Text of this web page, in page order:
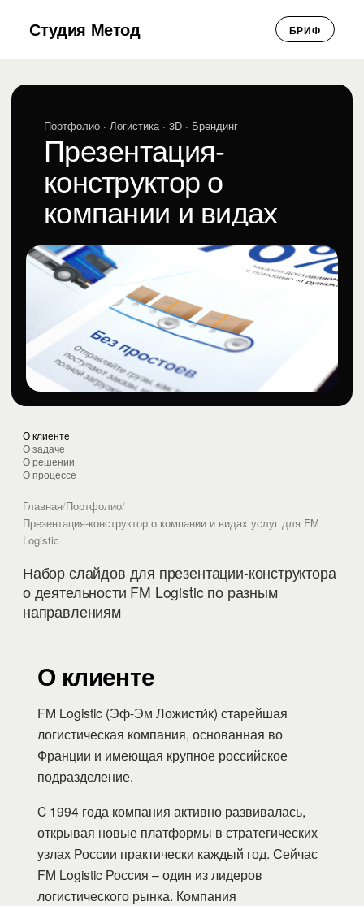
Студия Метод БРИФ
Портфолио · Логистика · 3D · Брендинг
Презентация-
конструктор о
компании и видах
услуг для FM Logistic
О клиенте
О задаче
О решении
О процессе
Главная/Портфолио/
Презентация-конструктор о компании и видах услуг для FM
Logistic
Набор слайдов для презентации-конструктора
о деятельности FM Logistic по разным
направлениям
О клиенте
FM Logistic (Эф-Эм Ложисти́к) старейшая
логистическая компания, основанная во
Франции и имеющая крупное российское
подразделение.
C 1994 года компания активно развивалась,
открывая новые платформы в стратегических
узлах России практически каждый год. Сейчас
FM Logistic Россия – один из лидеров
логистического рынка. Компания